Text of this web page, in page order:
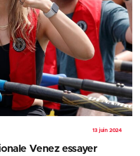
13 juin 2024
Venez essayer